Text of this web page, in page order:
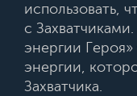
использовать,
с
энергии
энергии,
Захватчика.